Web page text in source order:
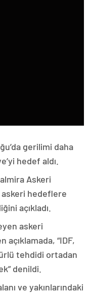
gerilimi daha
hedef aldı.
Askeri
askeri hedeflere
açıkladı.
askeri
açıklamada, “IDF,
tehdidi ortadan
denildi.
ve yakınlarındaki